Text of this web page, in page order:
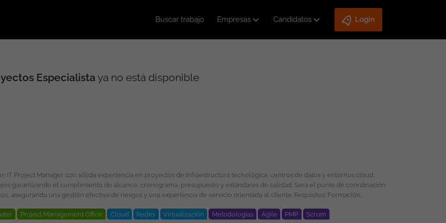
Buscar trabajo Empresas Candidatos Login
Especialista ya no está disponible
garantizando el cumplimiento de alcance, cronograma, presupuesto y estándares de calidad. Será el punto de coordinación
una gestión efectiva de riesgos y una experiencia de servicio orientada al cliente. Requisitos: Formación
Project Management Office Cloud Redes Virtualización Metodologías Agile PMP Scrum